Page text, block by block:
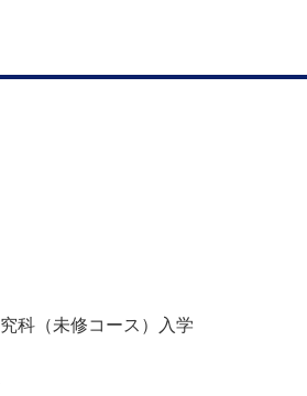
科（未修コース）入学